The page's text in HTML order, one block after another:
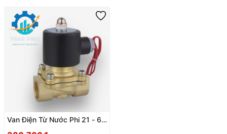
Van Điện Từ Nước Phi 21 - 60